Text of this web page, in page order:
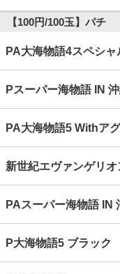
【100円/100玉】パチ
PA大海物語4スペシ
Pスーパー海物語 IN
PA大海物語5 Withア
新世紀エヴァンゲリ
PAスーパー海物語 IN
P大海物語5 ブラック